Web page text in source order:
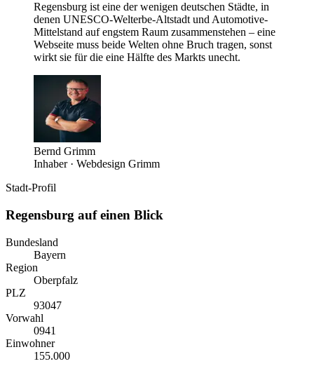
Regensburg ist eine der wenigen deutschen Städte, in
denen UNESCO-Welterbe-Altstadt und Automotive-
Mittelstand auf engstem Raum zusammenstehen – eine
Webseite muss beide Welten ohne Bruch tragen, sonst
wirkt sie für die eine Hälfte des Markts unecht.
Bernd Grimm
Inhaber · Webdesign Grimm
Stadt-Profil
Regensburg auf einen Blick
Bundesland
Bayern
Region
Oberpfalz
PLZ
93047
Vorwahl
0941
Einwohner
155.000